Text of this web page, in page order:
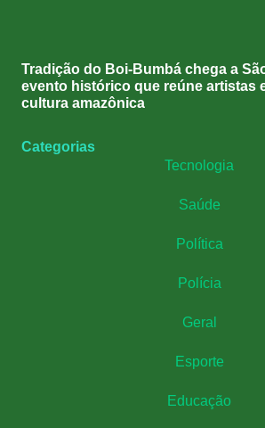
Tradição do Boi-Bumbá chega a
evento histórico que reúne artistas
cultura amazônica
Categorias
Tecnologia
Saúde
Política
Polícia
Geral
Esporte
Educação